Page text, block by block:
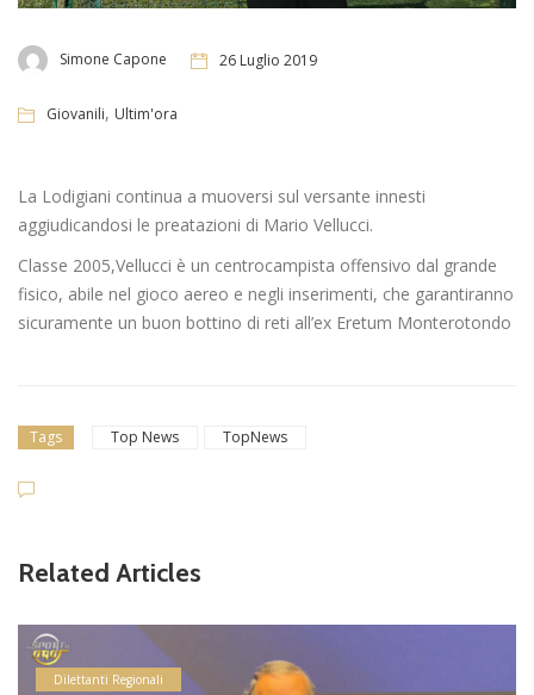
Simone Capone 26 Luglio 2019
Giovanili, Ultim'ora
La Lodigiani continua a muoversi sul versante innesti
aggiudicandosi le preatazioni di Mario Vellucci.
Classe 2005,Vellucci è un centrocampista offensivo dal grande
fisico, abile nel gioco aereo e negli inserimenti, che garantiranno
sicuramente un buon bottino di reti all’ex Eretum Monterotondo
Tags Top News TopNews
Related Articles
Dilettanti Regionali